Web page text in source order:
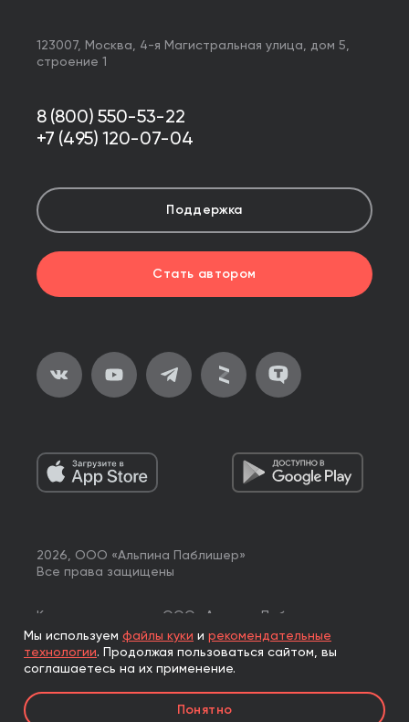
123007, Москва, 4-я Магистральная улица, дом 5,
строение 1
8 (800) 550-53-22
+7 (495) 120-07-04
Поддержка
Стать автором
2026, ООО «Альпина Паблишер»
Все права защищены
Книги реализуются ООО «Альпина Паблишер»
по договору комиссии с ООО «Альпина нон-фикшн»,
по договору комиссии с ООО «Альпина ПРО».
Мы используем файлы куки и рекомендательные
технологии. Продолжая пользоваться сайтом, вы
соглашаетесь на их применение.
Понятно